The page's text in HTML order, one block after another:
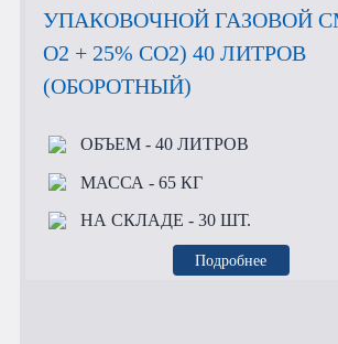
УПАКОВОЧНОЙ ГАЗОВОЙ
O2 + 25% CO2) 40 ЛИТРОВ
(ОБОРОТНЫЙ)
ОБЪЕМ- 40 ЛИТРОВ
МАССА - 65 КГ
НА СКЛАДЕ - 30 ШТ.
Подробнее